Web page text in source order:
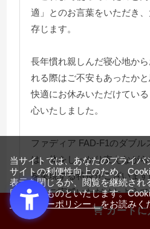
カートに
適」とのお言葉をいただき、
存じます。
長年慣れ親しんだ寝心地か
れる際はご不安もあったかと
快適にお休みいただけてい
心いたしました。
ファディア FAD-F1のダブル
は、体をしっかり支えなが
を実現する特長がございま
さをご実感いただけたよう
これからも末永く快適にご愛
したら幸いです。
当サイトでは、あなたのプライバ
サイトの利便性向上のため、
表示を閉じるか、閲覧を継続され
同意するものといたします。
ライバシーポリシー」をお読みく